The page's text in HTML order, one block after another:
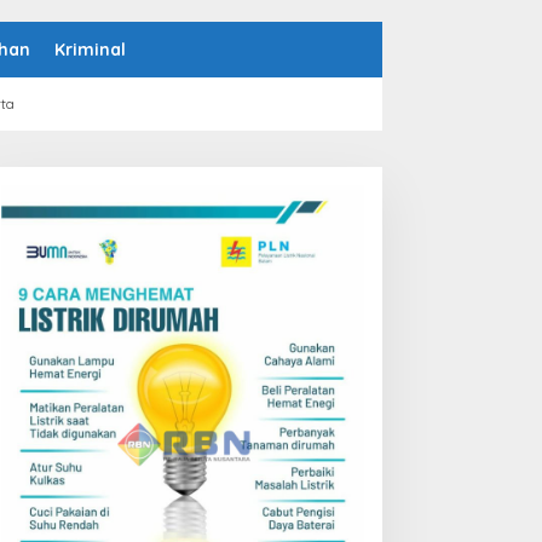
Kriminal